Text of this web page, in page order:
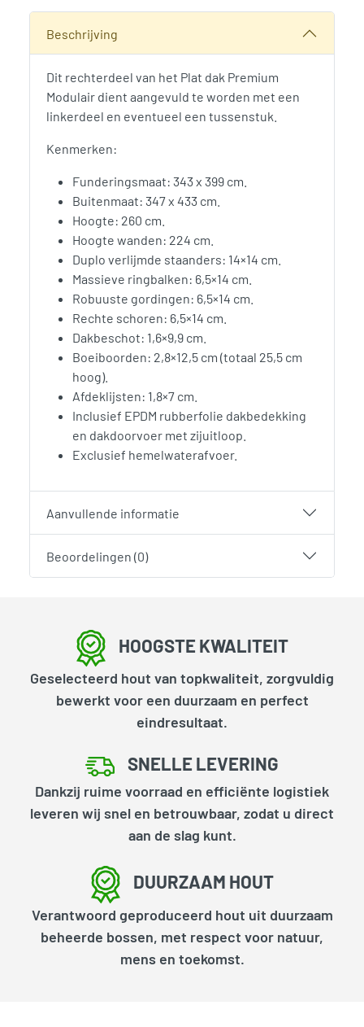
Beschrijving
Dit rechterdeel van het Plat dak Premium
Modulair dient aangevuld te worden met een
linkerdeel en eventueel een tussenstuk.
Kenmerken:
Funderingsmaat: 343 x 399 cm.
Buitenmaat: 347 x 433 cm.
Hoogte: 260 cm.
Hoogte wanden: 224 cm.
Duplo verlijmde staanders: 14×14 cm.
Massieve ringbalken: 6,5×14 cm.
Robuuste gordingen: 6,5×14 cm.
Rechte schoren: 6,5×14 cm.
Dakbeschot: 1,6×9,9 cm.
Boeiboorden: 2,8×12,5 cm (totaal 25,5 cm
hoog).
Afdeklijsten: 1,8×7 cm.
Inclusief EPDM rubberfolie dakbedekking
en dakdoorvoer met zijuitloop.
Exclusief hemelwaterafvoer.
Aanvullende informatie
Beoordelingen (0)
HOOGSTE KWALITEIT
Geselecteerd hout van topkwaliteit, zorgvuldig
bewerkt voor een duurzaam en perfect
eindresultaat.
SNELLE LEVERING
Dankzij ruime voorraad en efficiënte logistiek
leveren wij snel en betrouwbaar, zodat u direct
aan de slag kunt.
DUURZAAM HOUT
Verantwoord geproduceerd hout uit duurzaam
beheerde bossen, met respect voor natuur,
mens en toekomst.